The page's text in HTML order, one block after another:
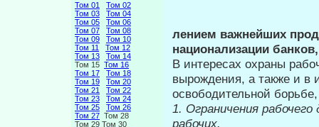
Том 01
Том 02
Том 03
Том 04
Том 05
Том 06
Том 07
Том 08
Том 09
Том 10
Том 11
Том 12
Том 13
Том 14
Том 15 Том 16
Том 17
Том 18
Том 19
Том 20
Том 21
Том 22
Том 23
Том 24
Том 25
Том 26
Том 27 Том 28
Том 29 Том 30
лением важнейших
национализации
В интересах охраны
вырождения, а также и в
освободительной
1. Ограничения
рабочих.